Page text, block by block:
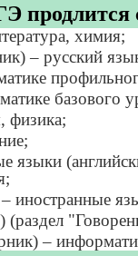
химия;
– русский
базового
физика;
языки
иностранные
(раздел
–